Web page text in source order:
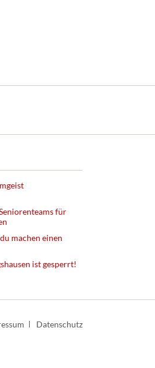
für
machen einen
ist gesperrt!
Datenschutz